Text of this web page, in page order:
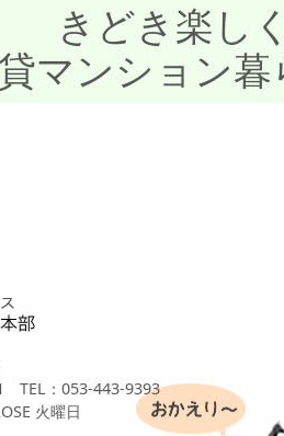
きどき楽し
マンション
TEL：053-443-9393
火曜日